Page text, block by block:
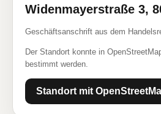
Widenmayerstraße 3,
Geschäftsanschrift aus dem
Der Standort konnte in
bestimmt werden.
Standort mit